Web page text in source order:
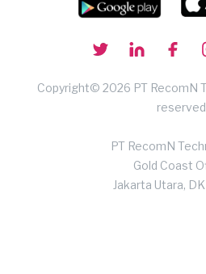
Copyright© 2026 PT RecomN
reserved
PT RecomN
Gold Coast
Jakarta Utara,